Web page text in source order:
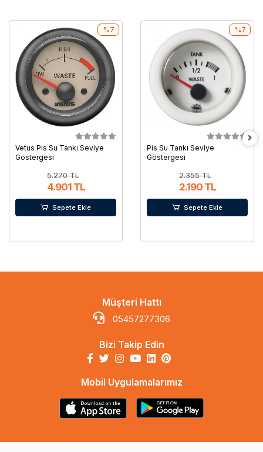
Vetus Pis Su Tankı Seviye
Göstergesi
5.270 TL
4.901 TL
%7
Sepete Ekle
Pis Su Tankı Seviye
Göstergesi
2.355 TL
2.190 TL
%7
Sepete Ekle
Müşteri Hattı
05457277306
Bizi Takip Edin
Mobil Uygulamalarımız